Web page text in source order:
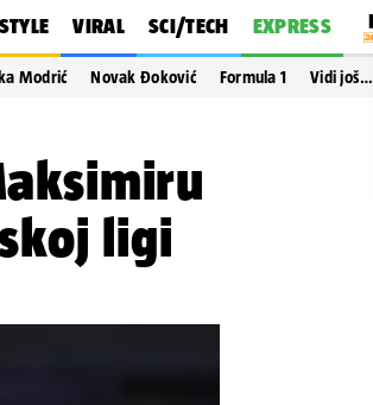
VIRAL SCI/TECH EXPRESS
Modrić Novak Đoković Formula 1 Vidi još…
ligi